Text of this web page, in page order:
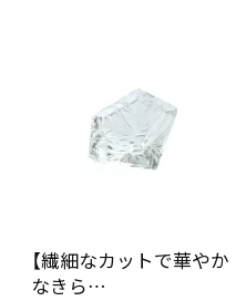
【繊細なカットで華やか
なきら…